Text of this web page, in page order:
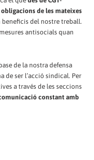
de les mateixes
beneficis del nostre treball.
antisocials quan
de la nostra defensa
de ser l’acció sindical. Per
a través de les seccions
constant amb